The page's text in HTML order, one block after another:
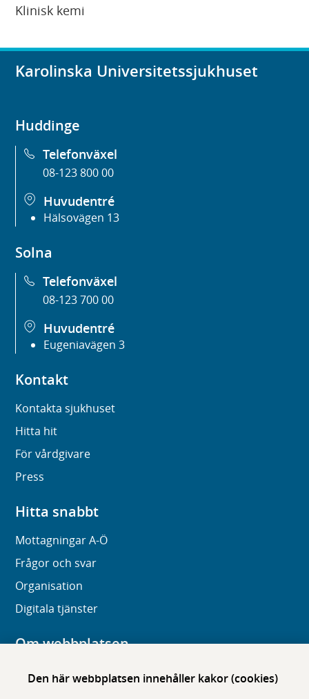
Den här webbplatsen innehåller kakor (cookies)
Klinisk kemi
Karolinska Universitetssjukhuset
Huddinge
Telefonväxel
08-123 800 00
Huvudentré
Hälsovägen 13
Solna
Telefonväxel
08-123 700 00
Huvudentré
Eugeniavägen 3
Kontakt
Kontakta sjukhuset
Hitta hit
För vårdgivare
Press
Hitta snabbt
Mottagningar A-Ö
Frågor och svar
Organisation
Digitala tjänster
Om webbplatsen
Om karolinska.se